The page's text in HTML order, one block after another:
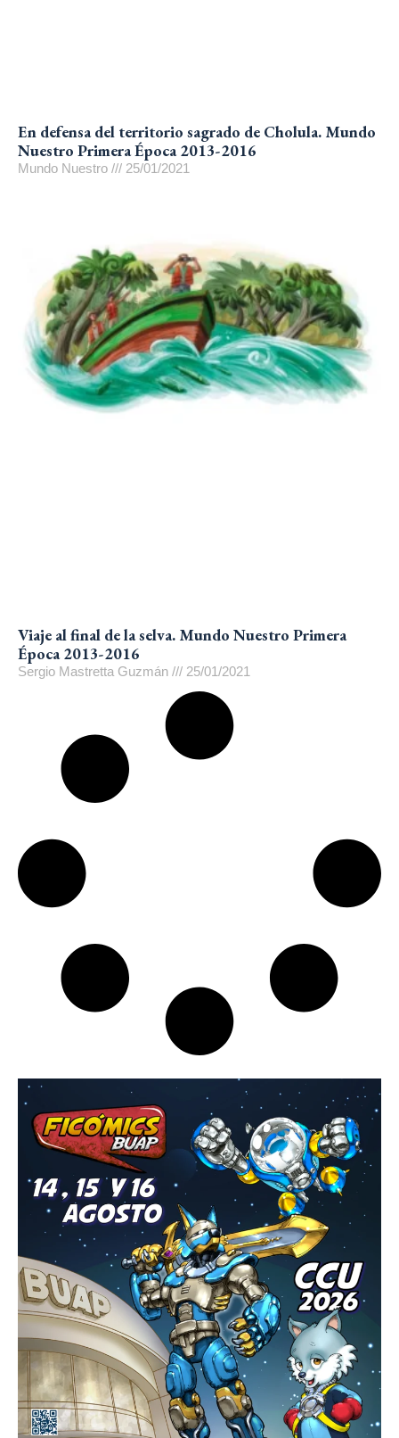
En defensa del territorio sagrado de Cholula. Mundo
Nuestro Primera Época 2013-2016
Mundo Nuestro 25/01/2021
Viaje al final de la selva. Mundo Nuestro Primera
Época 2013-2016
Sergio Mastretta Guzmán 25/01/2021